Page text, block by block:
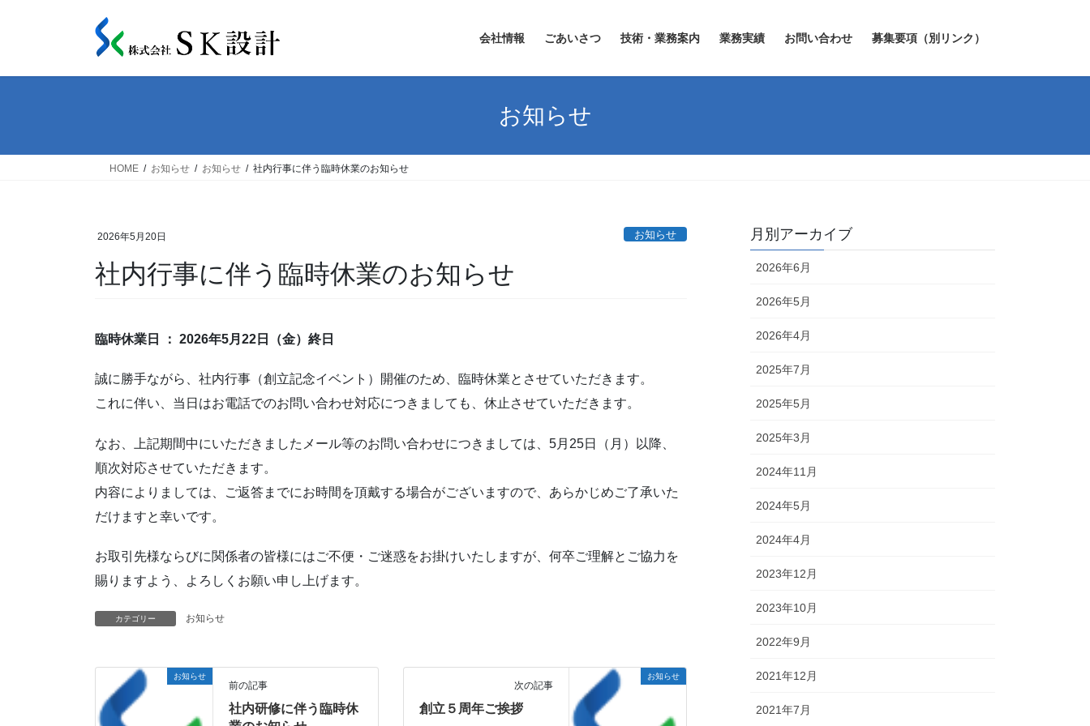
会社情報 ごあいさつ 技術・業務案内 業務実績 お問い合わせ 募集要項（別リンク）
お知らせ
HOME お知らせ お知らせ 社内行事に伴う臨時休業のお知らせ
2026年5月20日 お知らせ
社内行事に伴う臨時休業のお知らせ
臨時休業日 ： 2026年5月22日（金）終日
誠に勝手ながら、社内行事（創立記念イベント）開催のため、臨時休業とさせていただきます。
これに伴い、当日はお電話でのお問い合わせ対応につきましても、休止させていただきます。
なお、上記期間中にいただきましたメール等のお問い合わせにつきましては、5月25日（月）以降、
順次対応させていただきます。
内容によりましては、ご返答までにお時間を頂戴する場合がございますので、あらかじめご了承いた
だけますと幸いです。
お取引先様ならびに関係者の皆様にはご不便・ご迷惑をお掛けいたしますが、何卒ご理解とご協力を
賜りますよう、よろしくお願い申し上げます。
カテゴリー お知らせ
お知らせ
前の記事
社内研修に伴う臨時休
お知らせ
次の記事
創立５周年ご挨拶
月別アーカイブ
2026年6月
2026年5月
2026年4月
2025年7月
2025年5月
2025年3月
2024年11月
2024年5月
2024年4月
2023年12月
2023年10月
2022年9月
2021年12月
2021年7月